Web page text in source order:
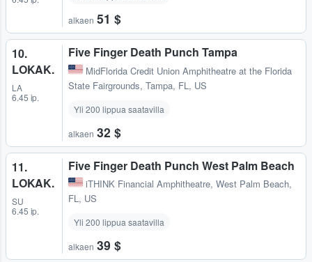
alkaen 51 $
10.
LOKAK.
LA
6.45 ip.
Five Finger Death Punch Tampa
MidFlorida Credit Union Amphitheatre at the Florida
State Fairgrounds, Tampa, FL, US
Yli 200 lippua saatavilla
alkaen 32 $
11.
LOKAK.
SU
6.45 ip.
Five Finger Death Punch West Palm Beach
iTHINK Financial Amphitheatre, West Palm Beach,
FL, US
Yli 200 lippua saatavilla
alkaen 39 $